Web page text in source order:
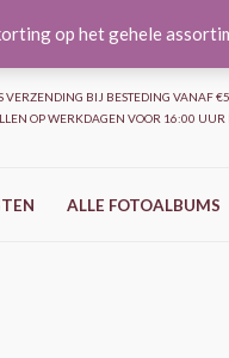
op het gehele
VERZENDING BIJ BESTEDING VANAF
OP WERKDAGEN VOOR 16:00
ALLE FOTOALBUMS